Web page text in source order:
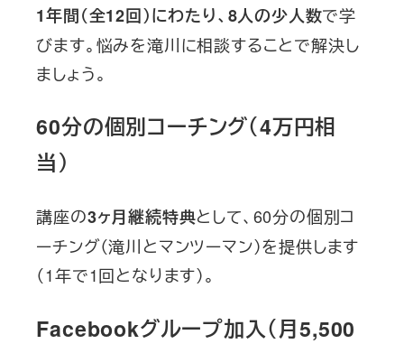
1年間（全12回）にわたり、8人の少人数で学
びます。悩みを滝川に相談することで解決し
ましょう。
60分の個別コーチング（4万円相
当）
講座の3ヶ月継続特典として、60分の個別コ
ーチング（滝川とマンツーマン）を提供します
（1年で1回となります）。
Facebookグループ加入（月5,500